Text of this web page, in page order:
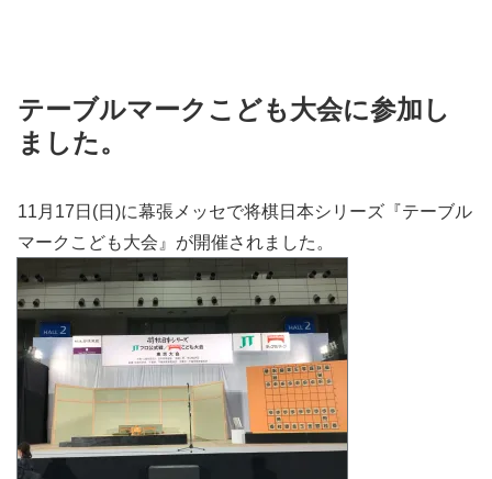
テーブルマークこども大会に参加し
ました。
11月17日(日)に幕張メッセで将棋日本シリーズ『テーブル
マークこども大会』が開催されました。